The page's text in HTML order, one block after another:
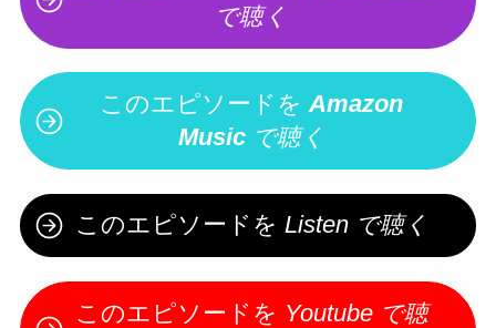
で聴く
このエピソードをAmazon
Musicで聴く
このエピソードを Listen で聴く
このエピソードを Youtube で聴